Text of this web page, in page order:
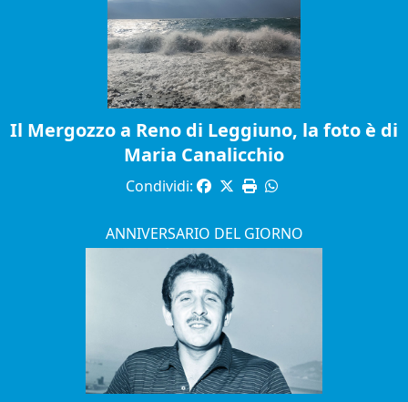
Il Mergozzo a Reno di Leggiuno, la foto è di
Maria Canalicchio
Condividi:
ANNIVERSARIO DEL GIORNO